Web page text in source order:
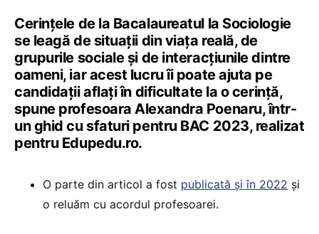
Cerințele de la Bacalaureatul la Sociologie
se leagă de situații din viața reală, de
grupurile sociale și de interacțiunile dintre
oameni, iar acest lucru îi poate ajuta pe
candidații aflați în dificultate la o cerință,
spune profesoara Alexandra Poenaru, într-
un ghid cu sfaturi pentru BAC 2023, realizat
pentru Edupedu.ro.
O parte din articol a fost publicată și în 2022 și
o reluăm cu acordul profesoarei.